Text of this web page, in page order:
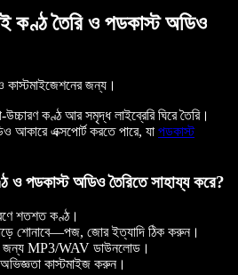
তৈরি ও পডকাস্ট অডিও
কাস্টমাইজেশনের জন্য।
উচ্চারণ কণ্ঠ আর সমৃদ্ধ লাইব্রেরি ঘিরে তৈরি।
আকারে এক্সপোর্ট করতে পারে, যা পডকাস্ট
পডকাস্ট অডিও তৈরিতে সাহায্য করে?
শতশত কণ্ঠ।
শোনাবে—পজ, জোর ইত্যাদি ঠিক করুন।
জন্য MP3/WAV ডাউনলোড।
কাস্টমাইজ করুন।